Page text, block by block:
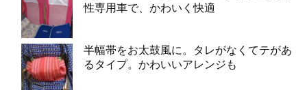
性専用車で、かわいく快適
半幅帯をお太鼓風に。タレがなくてテがあ
るタイプ。かわいいアレンジも